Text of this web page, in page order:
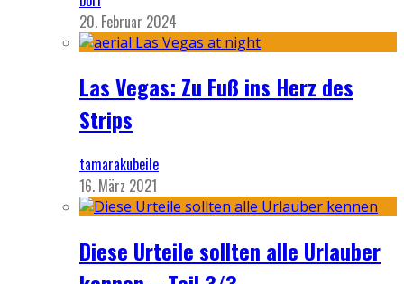
20. Februar 2024
Las Vegas: Zu Fuß ins Herz des
Strips
tamarakubeile
16. März 2021
Diese Urteile sollten alle Urlauber